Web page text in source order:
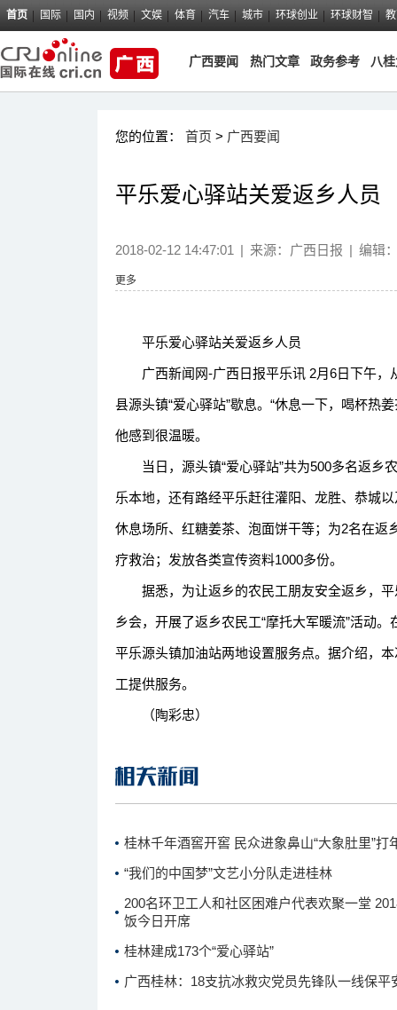
首页 国际 国内 视频 文娱 体育 汽车 城市 环球创业 环球财智
广西要闻 热门文章 政务参考 八
您的位置： 首页 > 广西要闻
平乐爱心驿站关爱返乡人员
2018-02-12 14:47:01 | 来源： 广西日报 | 编辑
更多
平乐爱心驿站关爱返乡人员
广西新闻网-广西日报平乐讯 2月6日下午，
县源头镇“爱心驿站”歇息。“休息一下，喝杯热
他感到很温暖。
当日，源头镇“爱心驿站”共为500多名返乡
乐本地，还有路经平乐赶往灌阳、龙胜、恭城
休息场所、红糖姜茶、泡面饼干等；为2名在
疗救治；发放各类宣传资料1000多份。
据悉，为让返乡的农民工朋友安全返乡，平
乡会，开展了返乡农民工“摩托大军暖流”活动
平乐源头镇加油站两地设置服务点。据介绍，
工提供服务。
（陶彩忠）
桂林千年酒窖开窖 民众进象鼻山“大象肚里”打
“我们的中国梦”文艺小分队走进桂林
200名环卫工人和社区困难户代表欢聚一堂
饭今日开席
桂林建成173个“爱心驿站”
广西桂林：18支抗冰救灾党员先锋队一线保平